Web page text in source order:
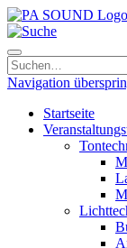
Navigation
Startseite